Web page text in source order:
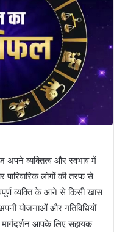
व्यक्तित्व और स्वभाव में
पारिवारिक लोगों की तरफ से
व्यक्ति के आने से किसी खास
योजनाओं और गतिविधियों
आपके लिए सहायक